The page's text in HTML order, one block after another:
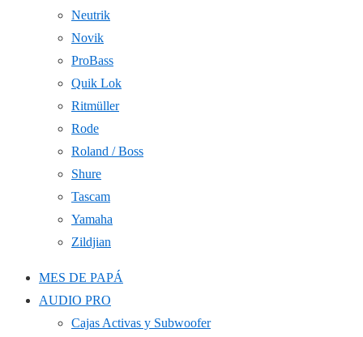
Neutrik
Novik
ProBass
Quik Lok
Ritmüller
Rode
Roland / Boss
Shure
Tascam
Yamaha
Zildjian
MES DE PAPÁ
AUDIO PRO
Cajas Activas y Subwoofer